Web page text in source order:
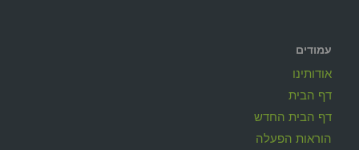
עמודים
אודותינו
דף הבית
דף הבית החדש
הוראות הפעלה